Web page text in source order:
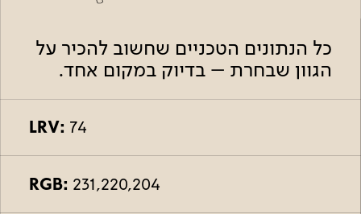
כל הנתונים הטכניים שחשוב להכיר על
הגוון שבחרת – בדיוק במקום אחד.
LRV: 74
RGB: 231,220,204